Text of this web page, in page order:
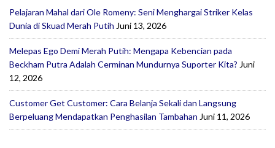
Pelajaran Mahal dari Ole Romeny: Seni Menghargai Striker Kelas
Dunia di Skuad Merah Putih Juni 13, 2026
Melepas Ego Demi Merah Putih: Mengapa Kebencian pada
Beckham Putra Adalah Cerminan Mundurnya Suporter Kita? Juni
12, 2026
Customer Get Customer: Cara Belanja Sekali dan Langsung
Berpeluang Mendapatkan Penghasilan Tambahan Juni 11, 2026